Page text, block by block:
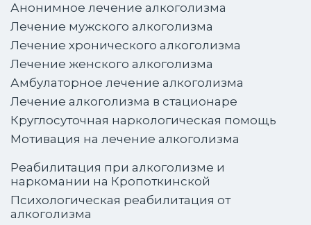
Анонимное лечение алкоголизма
Лечение мужского алкоголизма
Лечение хронического алкоголизма
Лечение женского алкоголизма
Амбулаторное лечение алкоголизма
Лечение алкоголизма в стационаре
Круглосуточная наркологическая помощь
Мотивация на лечение алкоголизма
Реабилитация при алкоголизме и
наркомании на Кропоткинской
Психологическая реабилитация от
алкоголизма